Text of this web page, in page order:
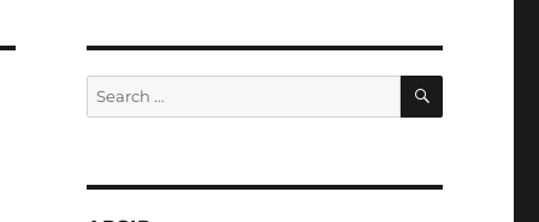
Search
for:
SEARCH